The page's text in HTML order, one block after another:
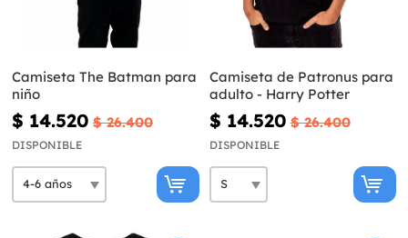
Camiseta The Batman para
niño
$ 14.520 $ 26.400
DISPONIBLE
Camiseta de Patronus para
adulto - Harry Potter
$ 14.520 $ 26.400
DISPONIBLE